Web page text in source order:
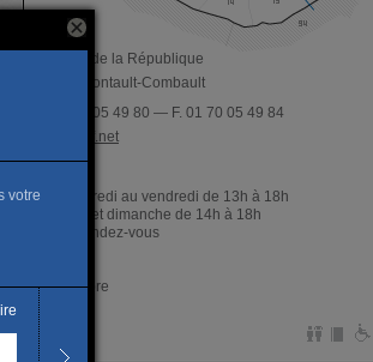
107, av. de la République
77340 Pontault-Combault
T. 01 70 05 49 80 — F. 01 70 05 49 84
www.cpif.net
Du mercredi au vendredi de 13h à 18h
Samedi et dimanche de 14h à 18h
Et sur rendez-vous
Accès libre